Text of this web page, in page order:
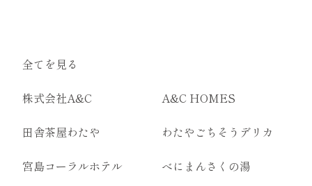
全てを見る
株式会社A&C A&C HOMES
田舎茶屋わたや わたやごちそうデリカ
宮島コーラルホテル べにまんさくの湯